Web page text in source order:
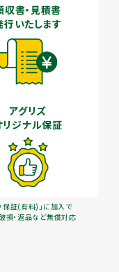
収書・見積書
行いたします
アグリズ
リジナル保証
保証(有料)」に加入で
損・返品など無償対応